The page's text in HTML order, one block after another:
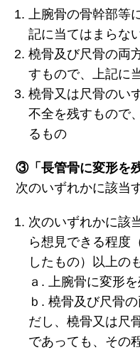
上腕骨の骨幹部等
記に当てはまらな
橈骨及び尺骨の両
すもので、上記に
橈骨又は尺骨のい
不全を残すもので
るもの
③「長管骨に変形を
次のいずれかに該当
次のいずれかに該
ら想見できる程度
したもの）以上の
ａ. 上腕骨に変形
ｂ. 橈骨及び尺骨
だし、橈骨又は尺
であっても、その